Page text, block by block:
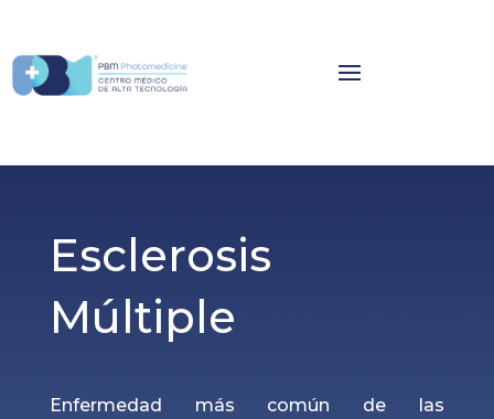
Esclerosis
Múltiple
Enfermedad más común de las